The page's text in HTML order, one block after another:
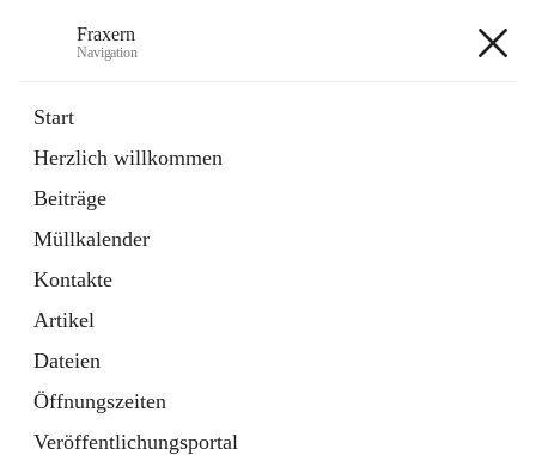
Fraxern
Navigation
Start
Herzlich willkommen
Beiträge
Müllkalender
Kontakte
Artikel
Dateien
Öffnungszeiten
Veröffentlichungsportal
Ordner
in
Tab
Formulare
Artikel
öffnet
in
neuem
Tab